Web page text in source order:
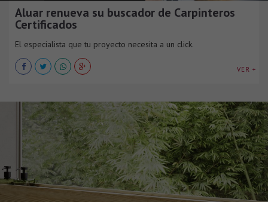
Aluar renueva su buscador de Carpinteros
Certificados
El especialista que tu proyecto necesita a un click.
VER +